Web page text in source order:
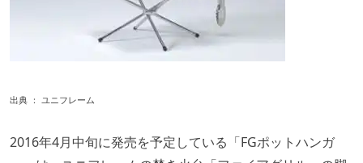
出典 ： ユニフレーム
2016年4月中旬に発売を予定している「FGポットハンガ